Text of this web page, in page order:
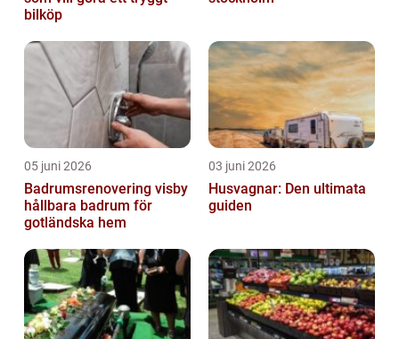
bilköp
05 juni 2026
Badrumsrenovering visby
hållbara badrum för
gotländska hem
03 juni 2026
Husvagnar: Den ultimata
guiden